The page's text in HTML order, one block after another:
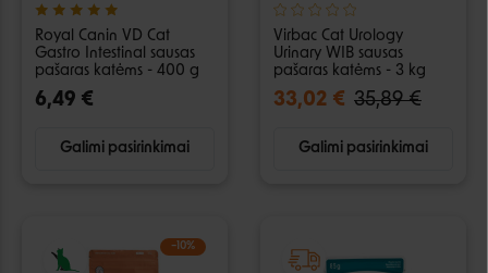
Royal Canin VD Cat
Gastro Intestinal sausas
pašaras katėms - 400 g
6,49 €
Galimi pasirinkimai
Virbac Cat Urology
Urinary WIB sausas
pašaras katėms - 3 kg
33,02 € 35,89 €
Galimi pasirinkimai
−10%